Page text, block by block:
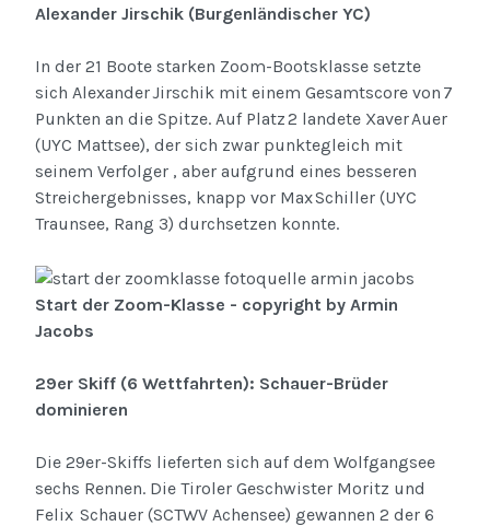
Alexander Jirschik (Burgenländischer YC)
In der 21 Boote starken Zoom-Bootsklasse setzte
sich Alexander Jirschik mit einem Gesamtscore von 7
Punkten an die Spitze. Auf Platz 2 landete Xaver Auer
(UYC Mattsee), der sich zwar punktegleich mit
seinem Verfolger , aber aufgrund eines besseren
Streichergebnisses, knapp vor Max Schiller (UYC
Traunsee, Rang 3) durchsetzen konnte.
Start der Zoom-Klasse - copyright by Armin
Jacobs
29er Skiff (6 Wettfahrten): Schauer-Brüder
dominieren
Die 29er-Skiffs lieferten sich auf dem Wolfgangsee
sechs Rennen. Die Tiroler Geschwister Moritz und
Felix Schauer (SCTWV Achensee) gewannen 2 der 6